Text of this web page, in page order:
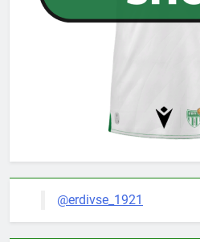
@erdivse_1921